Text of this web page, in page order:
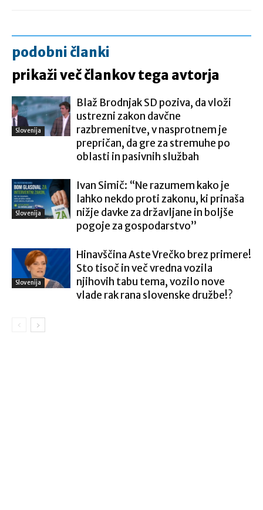
podobni članki
prikaži več člankov tega avtorja
Slovenija
Blaž Brodnjak SD poziva, da vloži
ustrezni zakon davčne
razbremenitve, v nasprotnem je
prepričan, da gre za stremuhe po
oblasti in pasivnih službah
Slovenija
Ivan Simič: “Ne razumem kako je
lahko nekdo proti zakonu, ki prinaša
nižje davke za državljane in boljše
pogoje za gospodarstvo”
Slovenija
Hinavščina Aste Vrečko brez primere!
Sto tisoč in več vredna vozila
njihovih tabu tema, vozilo nove
vlade rak rana slovenske družbe!?